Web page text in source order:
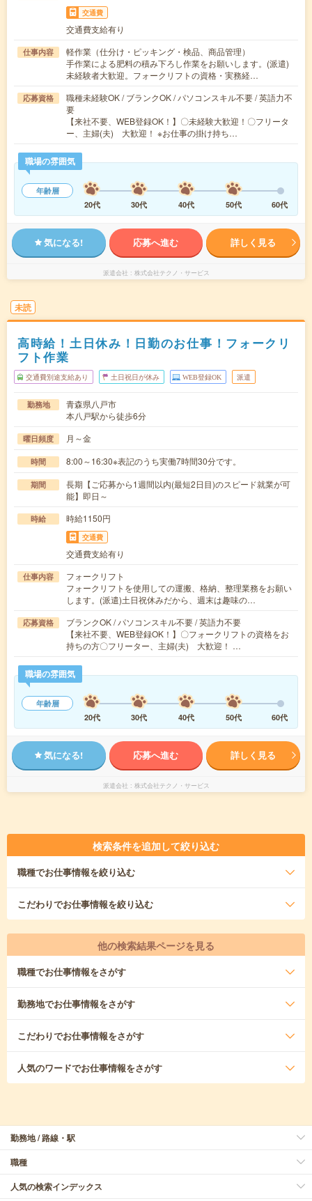
交通費
交通費支給有り
仕事内容
軽作業（仕分け・ピッキング・検品、商品管理）
手作業による肥料の積み下ろし作業をお願いします。(派遣)
未経験者大歓迎。フォークリフトの資格・実務経…
応募資格
職種未経験OK / ブランクOK / パソコンスキル不要 / 英語力不
要
【来社不要、WEB登録OK！】〇未経験大歓迎！〇フリータ
ー、主婦(夫) 大歓迎！ ※お仕事の掛け持ち…
職場の雰囲気
年齢層
20代
30代 40代 50代 60代
気になる! 応募へ進む 詳しく見る
派遣会社 株式会社テクノ・サービス
未読
高時給！土日休み！日勤のお仕事！フォークリ
フト作業
交通費別途支給あり 土日祝日が休み WEB登録OK 派遣
勤務地
青森県八戸市
本八戸駅から徒歩6分
曜日頻度 月～金
時間 8:00～16:30※表記のうち実働7時間30分です。
期間
長期【ご応募から1週間以内(最短2日目)のスピード就業が可
能】即日～
時給 時給1150円
交通費
交通費支給有り
仕事内容
フォークリフト
フォークリフトを使用しての運搬、格納、整理業務をお願い
します。(派遣)土日祝休みだから、週末は趣味の…
応募資格
ブランクOK / パソコンスキル不要 / 英語力不要
【来社不要、WEB登録OK！】〇フォークリフトの資格をお
持ちの方〇フリーター、主婦(夫) 大歓迎！ …
職場の雰囲気
年齢層
20代
30代 40代 50代 60代
気になる! 応募へ進む 詳しく見る
派遣会社 株式会社テクノ・サービス
検索条件を追加して絞り込む
職種でお仕事情報を絞り込む
こだわりでお仕事情報を絞り込む
他の検索結果ページを見る
職種でお仕事情報をさがす
勤務地でお仕事情報をさがす
こだわりでお仕事情報をさがす
人気のワードでお仕事情報をさがす
勤務地 / 路線・駅
職種
人気の検索インデックス